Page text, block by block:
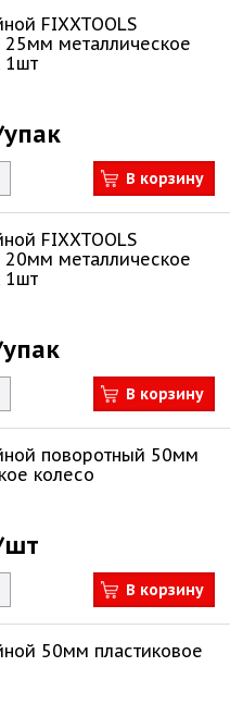
FIXXTOOLS
25мм металлическое
1шт
В корзину
FIXXTOOLS
20мм металлическое
1шт
В корзину
поворотный 50мм
колесо
В корзину
50мм пластиковое